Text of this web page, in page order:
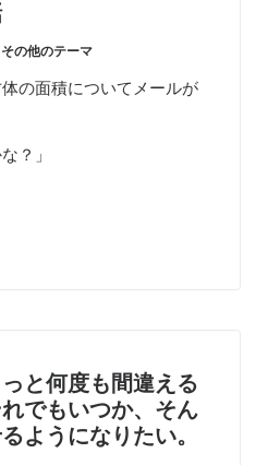
その他のテーマ
の面積についてメールが
？」
と何度も間違える
でもいつか、そん
ようになりたい。